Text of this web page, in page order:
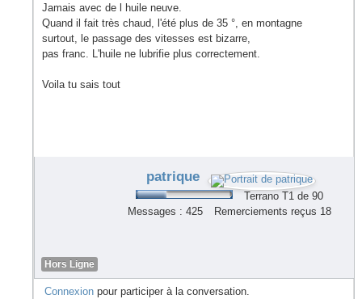
Jamais avec de l huile neuve.
Quand il fait très chaud, l'été plus de 35 °, en montagne
surtout, le passage des vitesses est bizarre,
pas franc. L'huile ne lubrifie plus correctement.
Voila tu sais tout
patrique
Terrano T1 de 90
Messages : 425
Remerciements reçus 18
Hors Ligne
Connexion pour participer à la conversation.